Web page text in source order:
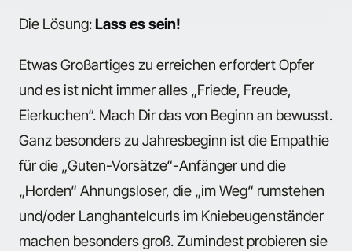
Die Lösung:Lass es sein!
Etwas Großartiges zu erreichen erfordert Opfer
und es ist nicht immer alles „Friede, Freude,
Eierkuchen“. Mach Dir das von Beginn an bewusst.
Ganz besonders zu Jahresbeginn ist die Empathie
für die „Guten-Vorsätze“-Anfänger und die
„Horden“ Ahnungsloser, die „im Weg“ rumstehen
und/oder Langhantelcurls im Kniebeugenständer
machen besonders groß. Zumindest probieren sie